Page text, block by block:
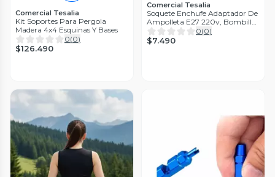
Comercial Tesalia
Kit Soportes Para Pergola
Madera 4x4 Esquinas Y Bases
0(0)
$126.490
Comercial Tesalia
Soquete Enchufe Adaptador De
Ampolleta E27 220v, Bombilla
- Negro
0(0)
$7.490